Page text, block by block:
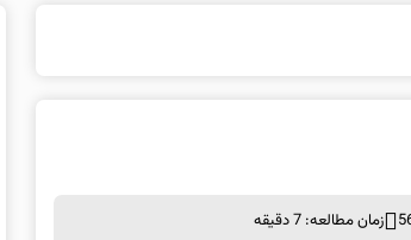
زمان مطالعه: 7 دقیقه